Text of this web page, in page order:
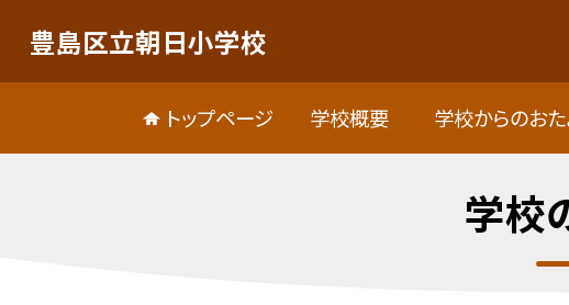
豊島区立朝日小学校
トップページ 学校概要 学校からのおた
学校